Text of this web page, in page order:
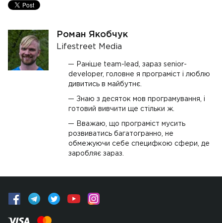
Роман Якобчук
Lifestreet Media
Раніше team-lead, зараз senior-
developer, головне я програміст і люблю
дивитись в майбутнє.
Знаю з десяток мов програмування, і
готовий вивчити ще стільки ж.
Вважаю, що програміст мусить
розвиватись багатогранно, не
обмежуючи себе специфкою сфери, де
заробляє зараз.